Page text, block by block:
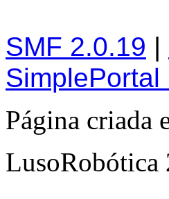
SMF 2.0.19 |
Página criada
LusoRobótica